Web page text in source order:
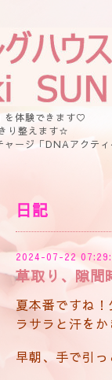
を体験できます♡
り整えます☆
ャージ「DNAアクテ
日記
2024-07-22
草取り、隙間
夏本番ですね
ラサラと汗をか
早朝、手で引っ